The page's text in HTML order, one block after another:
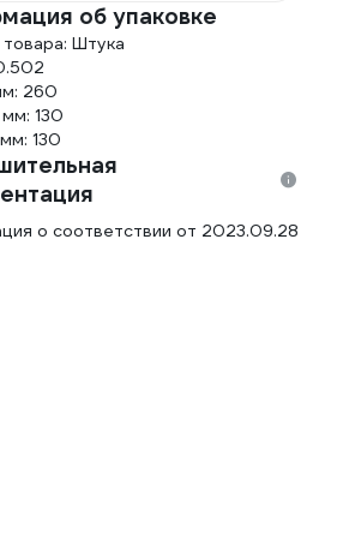
об упаковке
Штука
260
130
130
о соответствии от 2023.09.28